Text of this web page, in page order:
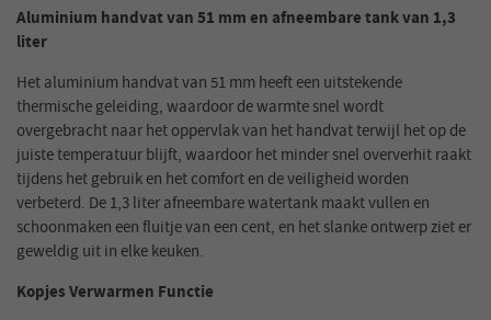
Aluminium handvat van 51 mm en afneembare tank van 1,3
liter
Het aluminium handvat van 51 mm heeft een uitstekende
thermische geleiding, waardoor de warmte snel wordt
overgebracht naar het oppervlak van het handvat terwijl het op de
juiste temperatuur blijft, waardoor het minder snel oververhit raakt
tijdens het gebruik en het comfort en de veiligheid worden
verbeterd. De 1,3 liter afneembare watertank maakt vullen en
schoonmaken een fluitje van een cent, en het slanke ontwerp ziet er
geweldig uit in elke keuken.
Kopjes Verwarmen Functie